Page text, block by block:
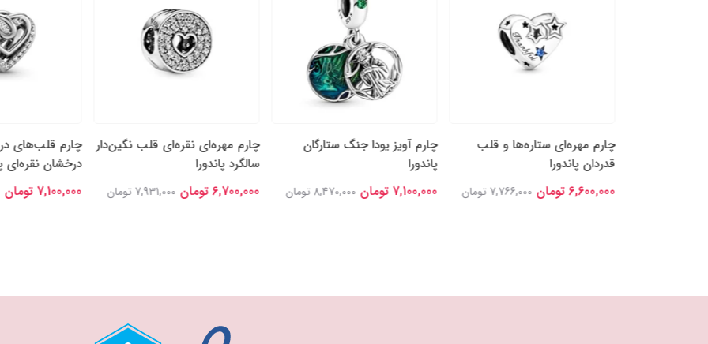
چارم مهره‌ای ستاره‌ها و قلب
قدردان پاندورا
6,600,000 تومان 7,766,000 تومان
چارم آویز یودا جنگ ستارگان
پاندورا
7,100,000 تومان 8,470,000 تومان
چارم مهره‌ای نقره‌ای قلب نگین‌دار
سالگرد پاندورا
6,700,000 تومان 7,931,000 تومان
چارم قلب‌های
درخشان نقره‌ای
7,100,000 تومان